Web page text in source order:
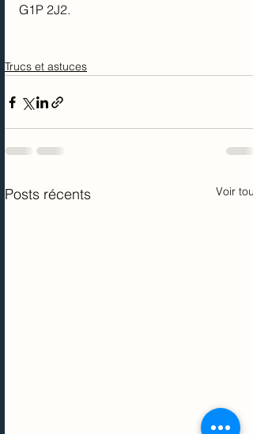
G1P 2J2.
Trucs et astuces
Posts récents Voir tout